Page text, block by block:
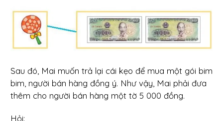
Sau đó, Mai muốn trả lại cái kẹo để mua một gói bim
bim, người bán hàng đồng ý. Như vậy, Mai phải đưa
thêm cho người bán hàng một tờ 5 000 đồng.
Hỏi: